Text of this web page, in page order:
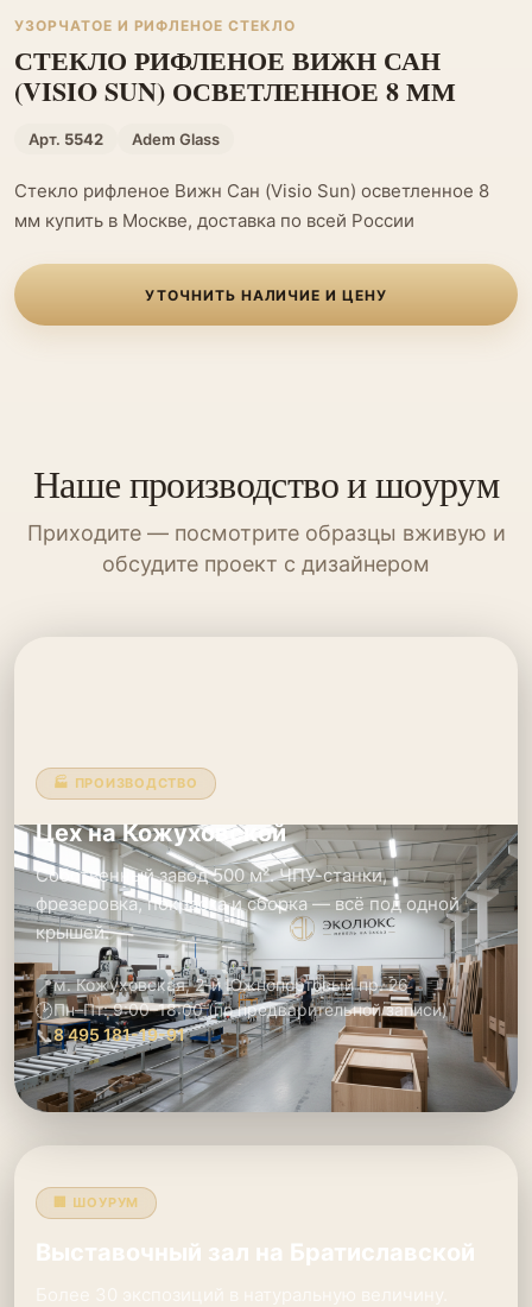
УЗОРЧАТОЕ И РИФЛЕНОЕ СТЕКЛО
СТЕКЛО РИФЛЕНОЕ ВИЖН САН
(VISIO SUN) ОСВЕТЛЕННОЕ 8 ММ
Арт. 5542 Adem Glass
Стекло рифленое Вижн Сан (Visio Sun) осветленное 8
мм купить в Москве, доставка по всей России
УТОЧНИТЬ НАЛИЧИЕ И ЦЕНУ
Наше производство и шоурум
Приходите — посмотрите образцы вживую и
обсудите проект с дизайнером
🏭 ПРОИЗВОДСТВО
Цех на Кожуховской
Собственный завод 500 м². ЧПУ-станки,
фрезеровка, покраска и сборка — всё под одной
крышей.
📍м. Кожуховская, 2-й Южнопортовый пр. 26
🕑Пн–Пт: 9:00–18:00 (по предварительной записи)
📞8 495 181-19-91
🏢 ШОУРУМ
Выставочный зал на Братиславской